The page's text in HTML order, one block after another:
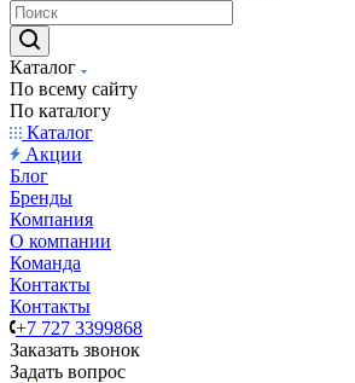
Каталог
По всему сайту
По каталогу
Каталог
Акции
Блог
Бренды
Компания
О компании
Команда
Контакты
Контакты
+7 727 3399868
Заказать звонок
Задать вопрос